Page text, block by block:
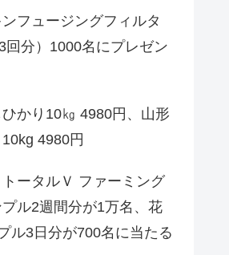
フュージングフィルタ
回分）1000名にプレゼン
かり10㎏ 4980円、山形
4980円
ータルＶ ファーミング
ル2週間分が1万名、花
ル3日分が700名に当たる